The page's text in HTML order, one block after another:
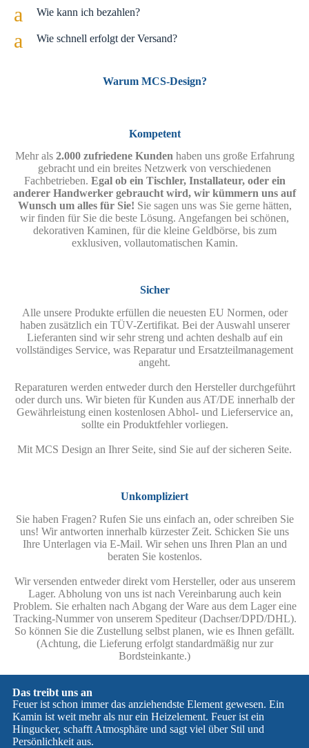
a Wie kann ich bezahlen?
a Wie schnell erfolgt der Versand?
Warum MCS-Design?
Kompetent
Mehr als 2.000 zufriedene Kunden haben uns große Erfahrung
gebracht und ein breites Netzwerk von verschiedenen
Fachbetrieben. Egal ob ein Tischler, Installateur, oder ein
anderer Handwerker gebraucht wird, wir kümmern uns auf
Wunsch um alles für Sie! Sie sagen uns was Sie gerne hätten,
wir finden für Sie die beste Lösung. Angefangen bei schönen,
dekorativen Kaminen, für die kleine Geldbörse, bis zum
exklusiven, vollautomatischen Kamin.
Sicher
Alle unsere Produkte erfüllen die neuesten EU Normen, oder
haben zusätzlich ein TÜV-Zertifikat. Bei der Auswahl unserer
Lieferanten sind wir sehr streng und achten deshalb auf ein
vollständiges Service, was Reparatur und Ersatzteilmanagement
angeht.
Reparaturen werden entweder durch den Hersteller durchgeführt
oder durch uns. Wir bieten für Kunden aus AT/DE innerhalb der
Gewährleistung einen kostenlosen Abhol- und Lieferservice an,
sollte ein Produktfehler vorliegen.
Mit MCS Design an Ihrer Seite, sind Sie auf der sicheren Seite.
Unkompliziert
Sie haben Fragen? Rufen Sie uns einfach an, oder schreiben Sie
uns! Wir antworten innerhalb kürzester Zeit. Schicken Sie uns
Ihre Unterlagen via E-Mail. Wir sehen uns Ihren Plan an und
beraten Sie kostenlos.
Wir versenden entweder direkt vom Hersteller, oder aus unserem
Lager. Abholung von uns ist nach Vereinbarung auch kein
Problem. Sie erhalten nach Abgang der Ware aus dem Lager eine
Tracking-Nummer von unserem Spediteur (Dachser/DPD/DHL).
So können Sie die Zustellung selbst planen, wie es Ihnen gefällt.
(Achtung, die Lieferung erfolgt standardmäßig nur zur
Bordsteinkante.)
Das treibt uns an
Feuer ist schon immer das anziehendste Element gewesen. Ein
Kamin ist weit mehr als nur ein Heizelement. Feuer ist ein
Hingucker, schafft Atmosphäre und sagt viel über Stil und
Persönlichkeit aus.